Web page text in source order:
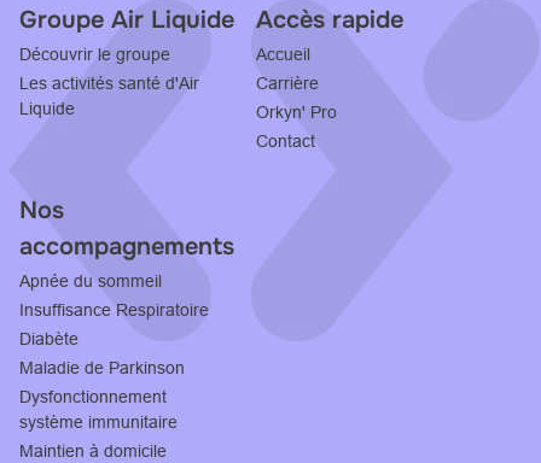
Groupe Air Liquide
Découvrir le groupe
Les activités santé d'Air
Liquide
Accès rapide
Accueil
Carrière
Orkyn' Pro
Contact
Nos
accompagnements
Apnée du sommeil
Insuffisance Respiratoire
Diabète
Maladie de Parkinson
Dysfonctionnement
système immunitaire
Maintien à domicile